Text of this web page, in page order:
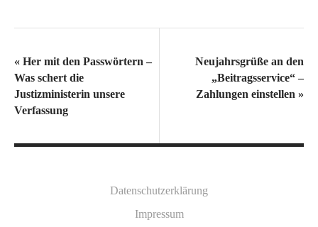
« Her mit den Passwörtern –
Was schert die
Justizministerin unsere
Verfassung
Neujahrsgrüße an den
„Beitragsservice“ –
Zahlungen einstellen »
Datenschutzerklärung
Impressum